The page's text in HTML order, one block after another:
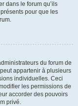
dans le forum qu’ils
pour que les
du forum de
appartenir à plusieurs
individuelles. Ceci
les permissions de
accorder des pouvoirs
privé.